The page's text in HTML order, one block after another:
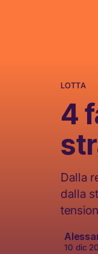
LOTTA
4
Dalla
dalla
10 dic